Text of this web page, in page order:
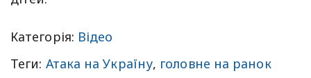
Категорія: Відео
Теги: Атака на Україну, головне на ранок